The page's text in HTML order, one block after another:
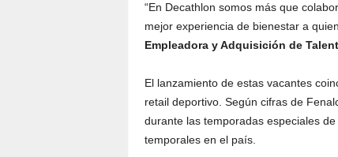
“En Decathlon somos más que
mejor experiencia de bienestar a
Empleadora y Adquisición de
El lanzamiento de estas vacantes
retail deportivo. Según cifras de
durante las temporadas especiales
temporales en el país.